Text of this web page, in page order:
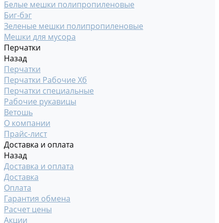
Белые мешки полипропиленовые
Биг-бэг
Зеленые мешки полипропиленовые
Мешки для мусора
Перчатки
Назад
Перчатки
Перчатки Рабочие Хб
Перчатки специальные
Рабочие рукавицы
Ветошь
О компании
Прайс-лист
Доставка и оплата
Назад
Доставка и оплата
Доставка
Оплата
Гарантия обмена
Расчет цены
Акции